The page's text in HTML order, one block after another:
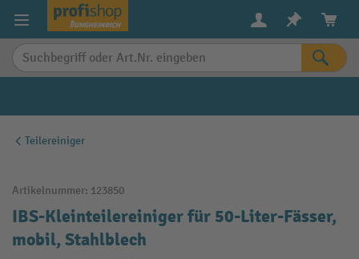
springen
Teilereiniger
Artikelnummer: 123850
IBS-Kleinteilereiniger für 50-Liter-Fässer,
mobil, Stahlblech